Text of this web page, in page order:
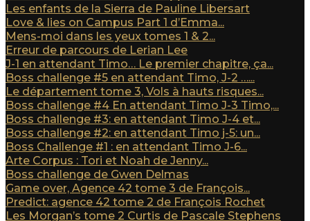
Les enfants de la Sierra de Pauline Libersart
Love & lies on Campus Part 1 d’Emma...
Mens-moi dans les yeux tomes 1 & 2...
Erreur de parcours de Lerian Lee
J-1 en attendant Timo… Le premier chapitre, ça...
Boss challenge #5 en attendant Timo, J-2 …...
Le département tome 3, Vols à hauts risques...
Boss challenge #4 En attendant Timo J-3 Timo,...
Boss challenge #3: en attendant Timo J-4 et...
Boss challenge #2: en attendant Timo j-5: un...
Boss Challenge #1 : en attendant Timo J-6...
Arte Corpus : Tori et Noah de Jenny...
Boss challenge de Gwen Delmas
Game over, Agence 42 tome 3 de François...
Predict: agence 42 tome 2 de François Rochet
Les Morgan’s tome 2 Curtis de Pascale Stephens